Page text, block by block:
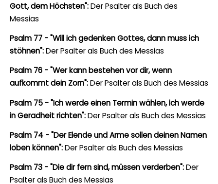
Gott, dem Höchsten":Der Psalter als Buch des
Messias
Psalm 77 - "Will ich gedenken Gottes, dann muss ich
stöhnen":Der Psalter als Buch des Messias
Psalm 76 - "Wer kann bestehen vor dir, wenn
aufkommt dein Zorn":Der Psalter als Buch des Messias
Psalm 75 - "Ich werde einen Termin wählen, ich werde
in Geradheit richten":Der Psalter als Buch des Messias
Psalm 74 - "Der Elende und Arme sollen deinen Namen
loben können":Der Psalter als Buch des Messias
Psalm 73 - "Die dir fern sind, müssen verderben":Der
Psalter als Buch des Messias